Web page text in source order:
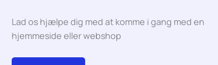
Lad os hjælpe dig med at komme i gang med en
hjemmeside eller webshop